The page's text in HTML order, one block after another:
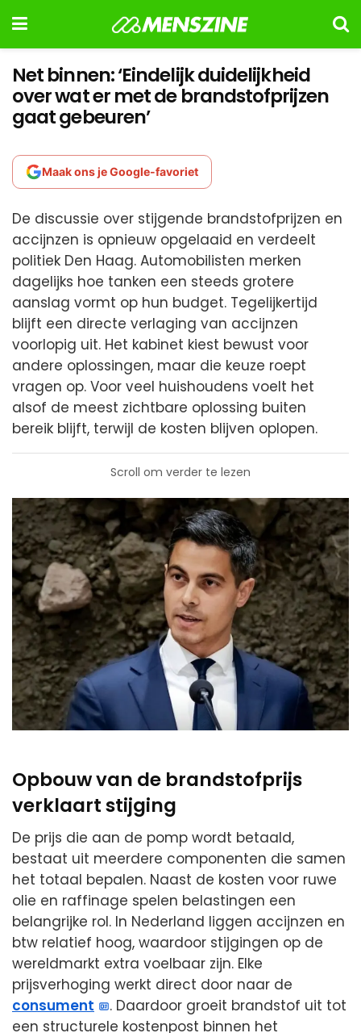
Net binnen: ‘Eindelijk duidelijkheid
over wat er met de brandstofprijzen
gaat gebeuren’
Maak ons je Google-favoriet
De discussie over stijgende brandstofprijzen en
accijnzen is opnieuw opgelaaid en verdeelt
politiek Den Haag. Automobilisten merken
dagelijks hoe tanken een steeds grotere
aanslag vormt op hun budget. Tegelijkertijd
blijft een directe verlaging van accijnzen
voorlopig uit. Het kabinet kiest bewust voor
andere oplossingen, maar die keuze roept
vragen op. Voor veel huishoudens voelt het
alsof de meest zichtbare oplossing buiten
bereik blijft, terwijl de kosten blijven oplopen.
Scroll om verder te lezen
Opbouw van de brandstofprijs
verklaart stijging
De prijs die aan de pomp wordt betaald,
bestaat uit meerdere componenten die samen
het totaal bepalen. Naast de kosten voor ruwe
olie en raffinage spelen belastingen een
belangrijke rol. In Nederland liggen accijnzen en
btw relatief hoog, waardoor stijgingen op de
wereldmarkt extra voelbaar zijn. Elke
prijsverhoging werkt direct door naar de
consument
. Daardoor groeit brandstof uit tot
een structurele kostenpost binnen het